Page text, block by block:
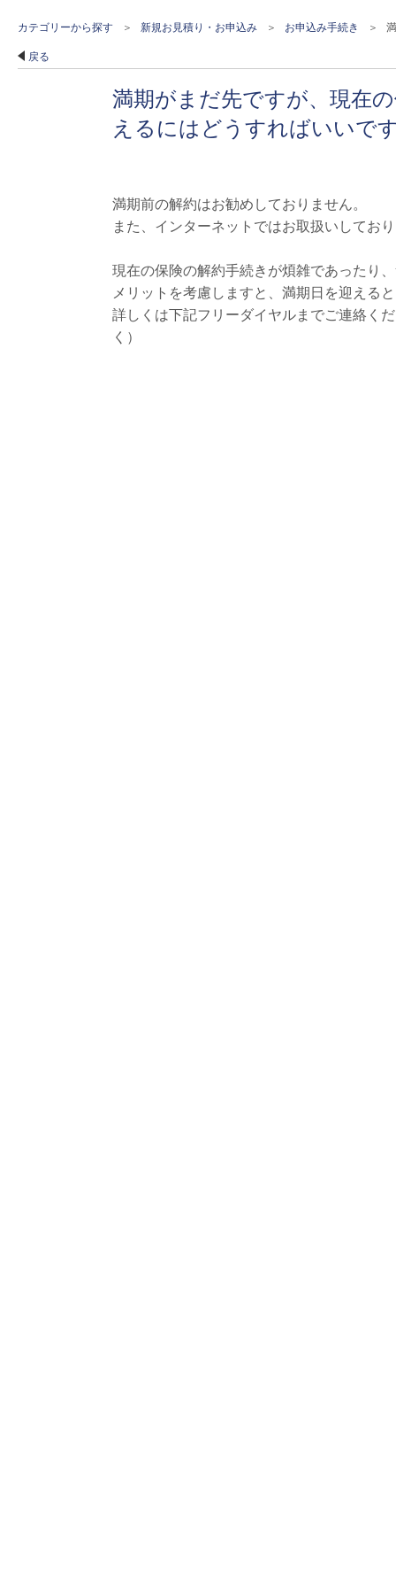
カテゴリーから探す > 新規お見積り・お申込み > お申込み手続き >
戻る
満期がまだ先ですが、現在
えるにはどうすればいいで
満期前の解約はお勧めしておりません。
また、インターネットではお取扱いしてお
現在の保険の解約手続きが煩雑であったり
メリットを考慮しますと、満期日を迎える
詳しくは下記フリーダイヤルまでご連絡く
く）